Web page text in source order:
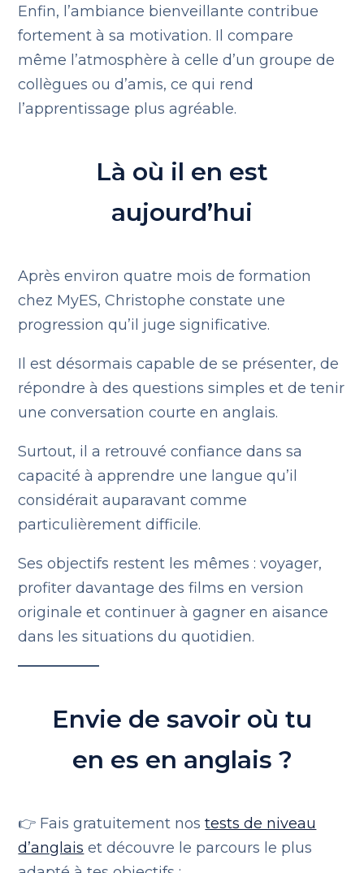
Enfin, l’ambiance bienveillante contribue
fortement à sa motivation. Il compare
même l’atmosphère à celle d’un groupe de
collègues ou d’amis, ce qui rend
l’apprentissage plus agréable.
Là où il en est
aujourd’hui
Après environ quatre mois de formation
chez MyES, Christophe constate une
progression qu’il juge significative.
Il est désormais capable de se présenter, de
répondre à des questions simples et de tenir
une conversation courte en anglais.
Surtout, il a retrouvé confiance dans sa
capacité à apprendre une langue qu’il
considérait auparavant comme
particulièrement difficile.
Ses objectifs restent les mêmes : voyager,
profiter davantage des films en version
originale et continuer à gagner en aisance
dans les situations du quotidien.
Envie de savoir où tu
en es en anglais ?
👉 Fais gratuitement nostests de niveau
d’anglais et découvre le parcours le plus